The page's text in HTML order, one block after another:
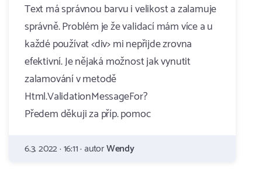
Text má správnou barvu i velikost a zalamuje
správně. Problém je že validací mám více a u
každé používat <div> mi nepřijde zrovna
efektivní. Je nějaká možnost jak vynutit
zalamování v metodě
Html.ValidationMessageFor?
Předem děkuji za příp. pomoc
6.3. 2022 · 16:11 · autorWendy